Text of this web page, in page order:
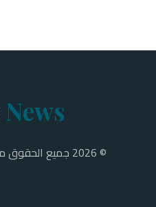
News
© 2026 جميع الحقوق محفوظة لـ Petro News